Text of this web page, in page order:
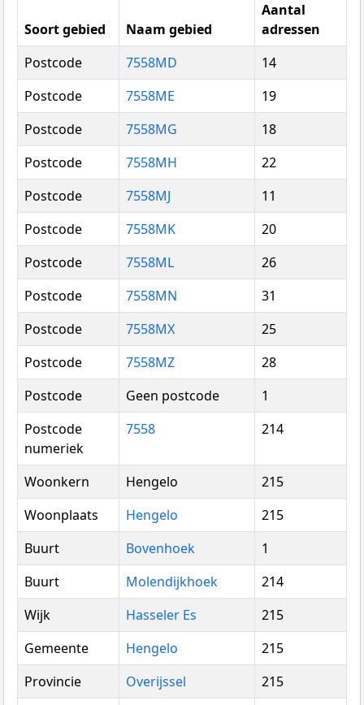
Soort gebied Naam gebied
Aantal
adressen
Postcode
7558MD
14
Postcode
7558ME
19
Postcode
7558MG
18
Postcode
7558MH
22
Postcode
7558MJ
11
Postcode
7558MK
20
Postcode
7558ML
26
Postcode
7558MN
31
Postcode
7558MX
25
Postcode
7558MZ
28
Postcode
Geen postcode
1
Postcode
numeriek
7558 214
Woonkern Hengelo
215
Woonplaats
Hengelo
215
Buurt
Bovenhoek
1
Buurt
Molendijkhoek
214
Wijk
Hasseler Es
215
Gemeente
Hengelo
215
Provincie
Overijssel
215